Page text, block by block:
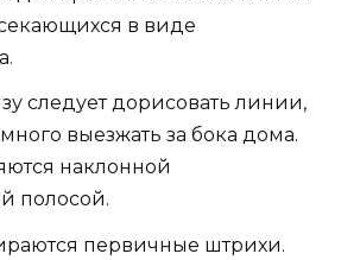
в виде
следует дорисовать линии,
выезжать за бока дома.
наклонной
полосой.
первичные штрихи.